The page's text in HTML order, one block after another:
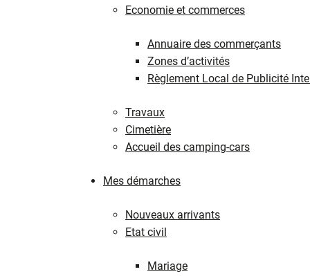
Economie et commerces
Annuaire des commerçants
Zones d’activités
Règlement Local de Publicité
Travaux
Cimetière
Accueil des camping-cars
Mes démarches
Nouveaux arrivants
Etat civil
Mariage